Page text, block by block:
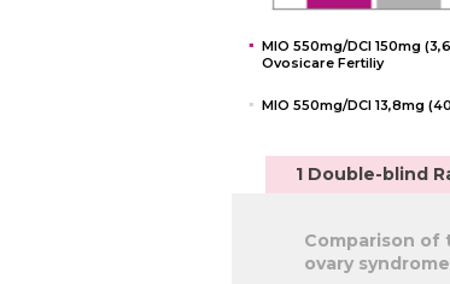
MIO 550mg/DCI 150mg
Ovosicare Fertiliy
MIO 550mg/DCI 13,8mg
1 Double-blind
Comparison
ovary